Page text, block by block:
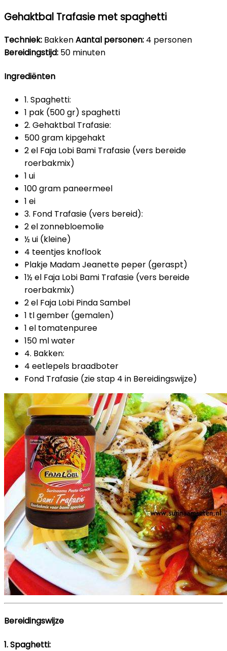
Gehaktbal Trafasie met spaghetti
Techniek: BakkenAantal personen: 4 personen
Bereidingstijd: 50 minuten
Ingrediënten
1. Spaghetti:
1 pak (500 gr) spaghetti
2. Gehaktbal Trafasie:
500 gram kipgehakt
2 el Faja Lobi Bami Trafasie (vers bereide
roerbakmix)
1 ui
100 gram paneermeel
1 ei
3. Fond Trafasie (vers bereid):
2 el zonnebloemolie
½ ui (kleine)
4 teentjes knoflook
Plakje Madam Jeanette peper (geraspt)
1½ el Faja Lobi Bami Trafasie (vers bereide
roerbakmix)
2 el Faja Lobi Pinda Sambel
1 tl gember (gemalen)
1 el tomatenpuree
150 ml water
4. Bakken:
4 eetlepels braadboter
Fond Trafasie (zie stap 4 in Bereidingswijze)
Bereidingswijze
1. Spaghetti: